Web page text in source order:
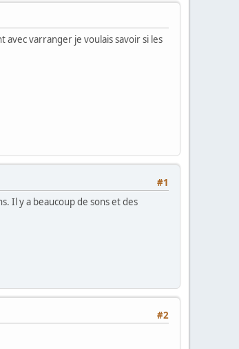
avec varranger je voulais savoir si les
#1
Il y a beaucoup de sons et des
#2